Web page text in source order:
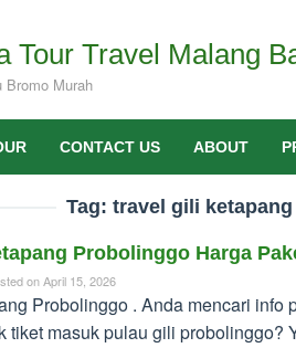
Tour Travel Malang
Bromo Murah
CONTACT US ABOUT
Tag: travel gili ketapang
Probolinggo Harga
onApril 15, 2026
Probolinggo . Anda mencari info
tiket masuk pulau gili probolinggo?